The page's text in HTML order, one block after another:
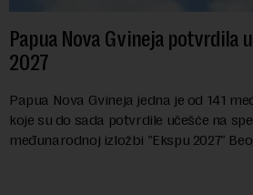
Papua Nova Gvineja potvrdila
2027
Papua Nova Gvineja jedna je od 141
koje su do sada potvrdile učešće na
međunarodnoj izložbi "Ekspu 2027"